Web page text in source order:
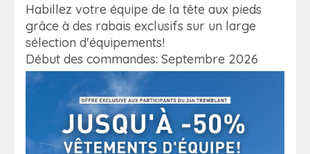
Habillez votre équipe de la tête aux pieds
grâce à des rabais exclusifs sur un large
sélection d'équipements!
Début des commandes: Septembre 2026